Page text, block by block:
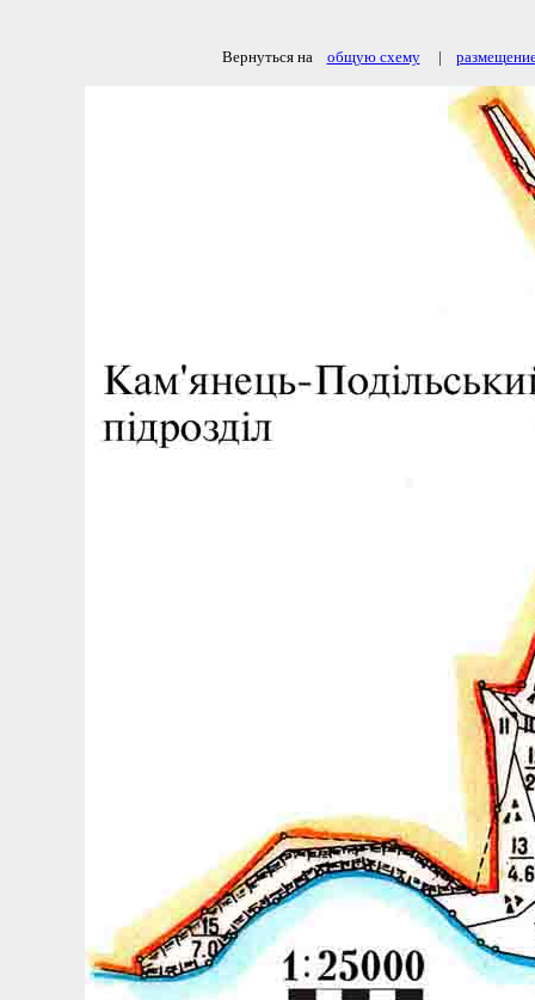
Вернуться на общую схему|